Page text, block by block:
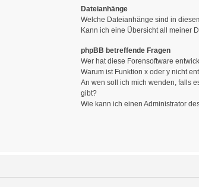
Dateianhänge
Welche Dateianhänge sind in
Kann ich eine Übersicht all meiner
phpBB betreffende Fragen
Wer hat diese Forensoftware
Warum ist Funktion x oder y nicht
An wen soll ich mich wenden, falls
gibt?
Wie kann ich einen Administrator